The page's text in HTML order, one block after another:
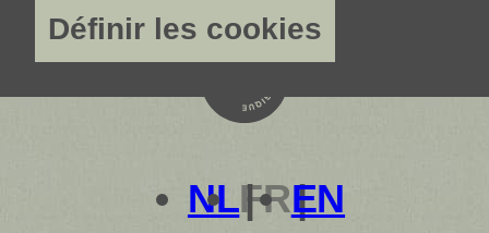
NLFREN
Définir les cookies